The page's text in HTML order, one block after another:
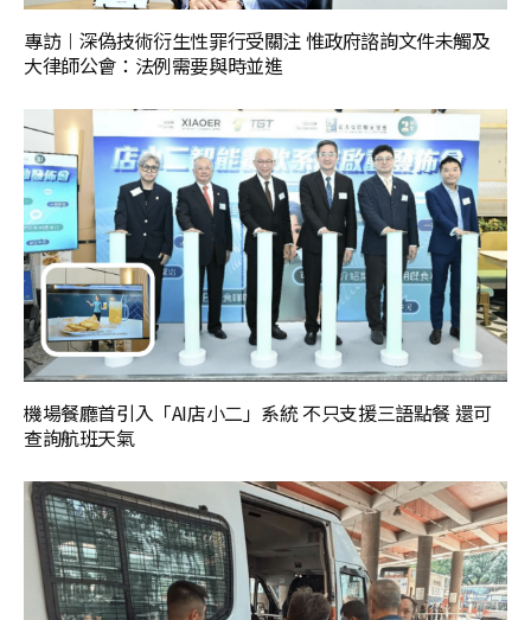
專訪︱深偽技術衍生性罪行受關注 惟政府諮詢文件未觸及
大律師公會：法例需要與時並進
機場餐廳首引入「AI店小二」系統 不只支援三語點餐 還可
查詢航班天氣